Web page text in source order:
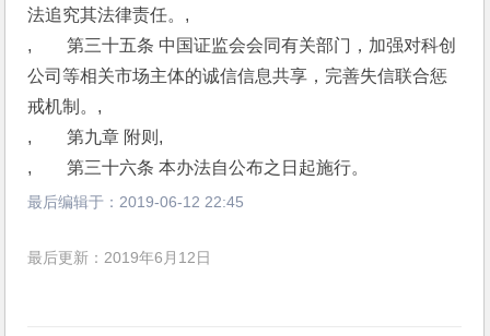
法追究其法律责任。,
,　　第三十五条 中国证监会会同有关部门，加强对科创
公司等相关市场主体的诚信信息共享，完善失信联合惩
戒机制。,
,　　第九章 附则,
,　　第三十六条 本办法自公布之日起施行。
最后编辑于： 2019-06-12 22:45
最后更新：2019年6月12日